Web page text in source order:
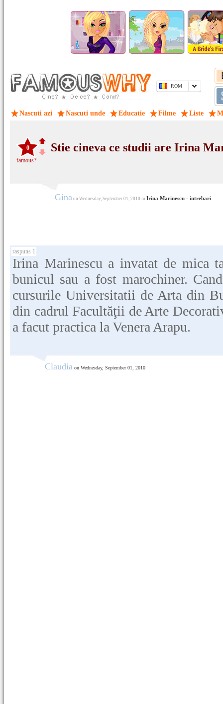
ROM
Nascuti azi Nascuti unde Educatie Filme Liste
0
famous?
Stie cineva ce studii are Irina
Gina on Wednesday, September 01, 2010 in Irina Marinescu - intrebari
raspuns 1
Irina Marinescu a invatat de mica
bunicul sau a fost marochiner.
cursurile Universitatii de Arta din
din cadrul Facultăţii de Arte
a facut practica la Venera Arapu.
Claudia on Wednesday, September 01, 2010